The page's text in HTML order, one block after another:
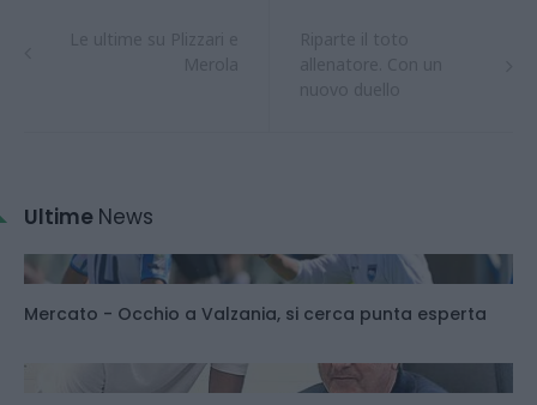
Ultime News
Mercato - Occhio a Valzania, si cerca punta esperta